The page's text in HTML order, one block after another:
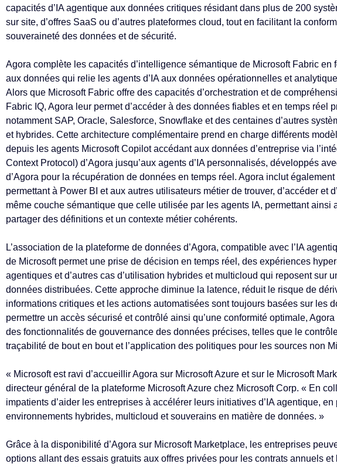
capacités d’IA agentique aux données critiques résidant dans plus de 200
sur site, d’offres SaaS ou d’autres plateformes cloud, tout en facilitant la
souveraineté des données et de sécurité.
Agora complète les capacités d’intelligence sémantique de Microsoft Fabric en
aux données qui relie les agents d’IA aux données opérationnelles et
Alors que Microsoft Fabric offre des capacités d’orchestration et de
Fabric IQ, Agora leur permet d’accéder à des données fiables et en temps réel
notamment SAP, Oracle, Salesforce, Snowflake et des centaines d’autres
et hybrides. Cette architecture complémentaire prend en charge différents
depuis les agents Microsoft Copilot accédant aux données d’entreprise via
Context Protocol) d’Agora jusqu’aux agents d’IA personnalisés, développés
d’Agora pour la récupération de données en temps réel. Agora inclut
permettant à Power BI et aux autres utilisateurs métier de trouver, d’accéder et
même couche sémantique que celle utilisée par les agents IA, permettant ainsi
partager des définitions et un contexte métier cohérents.
L’association de la plateforme de données d’Agora, compatible avec l’IA
de Microsoft permet une prise de décision en temps réel, des expériences
agentiques et d’autres cas d’utilisation hybrides et multicloud qui reposent sur
données distribuées. Cette approche diminue la latence, réduit le risque de
informations critiques et les actions automatisées sont toujours basées sur les
permettre un accès sécurisé et contrôlé ainsi qu’une conformité optimale,
des fonctionnalités de gouvernance des données précises, telles que le
traçabilité de bout en bout et l’application des politiques pour les sources non
« Microsoft est ravi d’accueillir Agora sur Microsoft Azure et sur le Microsoft
directeur général de la plateforme Microsoft Azure chez Microsoft Corp. « En
impatients d’aider les entreprises à accélérer leurs initiatives d’IA agentique,
environnements hybrides, multicloud et souverains en matière de données. »
Grâce à la disponibilité d’Agora sur Microsoft Marketplace, les entreprises
options allant des essais gratuits aux offres privées pour les contrats annuels